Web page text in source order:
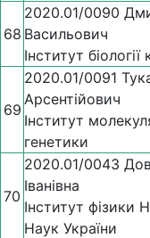
68
2020.01/0090
Васильович
Iнститут біології
69
2020.01/0091
Арсентійович
Інститут
генетики
70
2020.01/0043
Іванівна
Інститут фізики
Наук України